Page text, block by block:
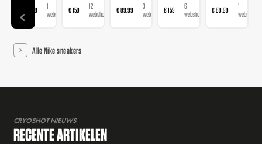
€ 89,99
1
webshop
€ 159
12
webshops
€ 89,99
3
webshops
€ 159
6
webshops
€ 89,99
1
webshop
Alle Nike sneakers
CRYOSHOT NIEUWS
RECENTE ARTIKELEN